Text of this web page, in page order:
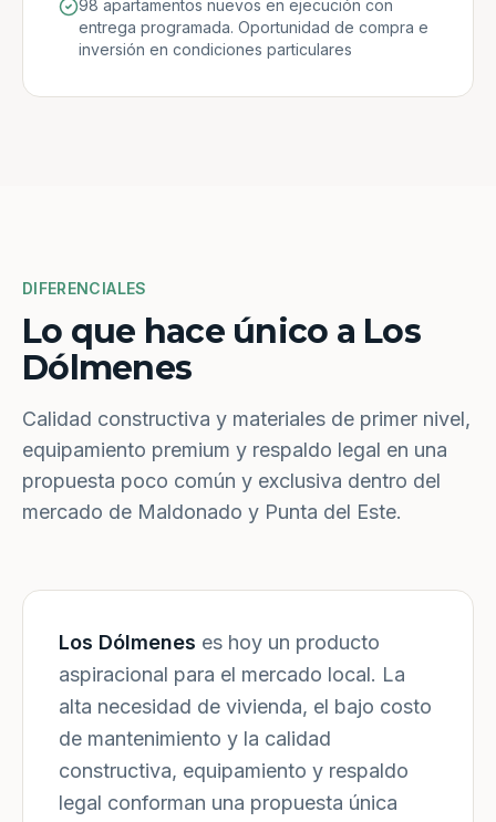
98 apartamentos nuevos en ejecución con
entrega programada. Oportunidad de compra e
inversión en condiciones particulares
DIFERENCIALES
Lo que hace único a Los
Dólmenes
Calidad constructiva y materiales de primer nivel,
equipamiento premium y respaldo legal en una
propuesta poco común y exclusiva dentro del
mercado de Maldonado y Punta del Este.
Los Dólmenes es hoy un producto
aspiracional para el mercado local. La
alta necesidad de vivienda, el bajo costo
de mantenimiento y la calidad
constructiva, equipamiento y respaldo
legal conforman una propuesta única